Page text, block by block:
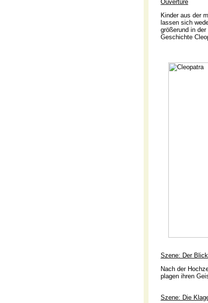
Ouvertüre
Kinder aus der
lassen sich
größerund in
Geschichte
Szene: Der
Nach der
plagen ihren
Szene: Die